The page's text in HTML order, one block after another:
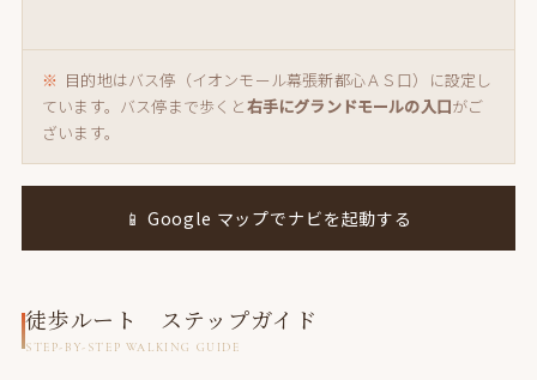
目的地はバス停（イオンモール幕張新都心ＡＳ口）に設定し
ています。バス停まで歩くと右手にグランドモールの入口がご
ざいます。
📱 Google マップでナビを起動する
徒歩ルート ステップガイド
STEP-BY-STEP WALKING GUIDE